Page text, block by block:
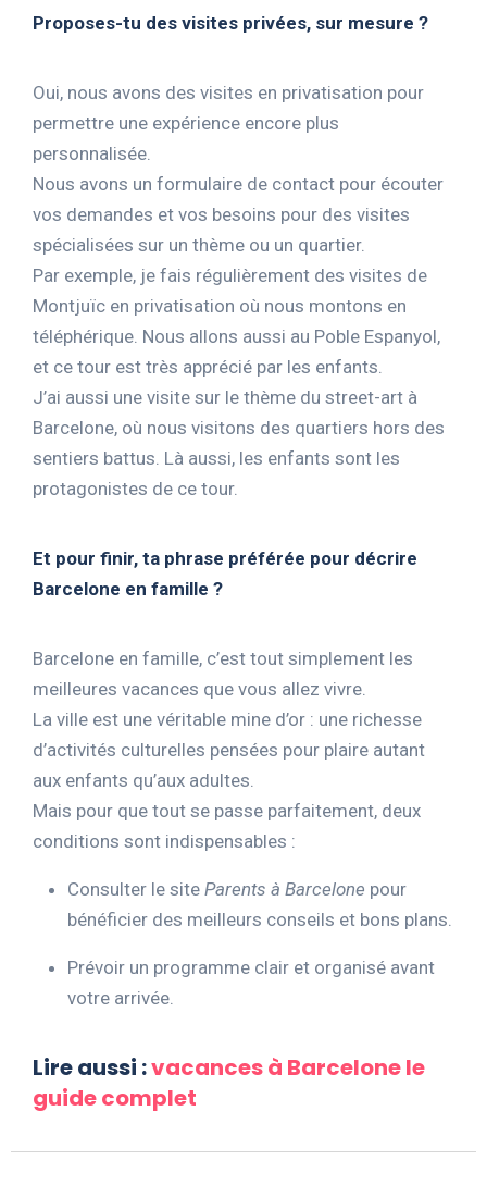
Proposes-tu des visites privées, sur mesure ?
Oui, nous avons des visites en privatisation pour
permettre une expérience encore plus
personnalisée.
Nous avons un formulaire de contact pour écouter
vos demandes et vos besoins pour des visites
spécialisées sur un thème ou un quartier.
Par exemple, je fais régulièrement des visites de
Montjuïc en privatisation où nous montons en
téléphérique. Nous allons aussi au Poble Espanyol,
et ce tour est très apprécié par les enfants.
J’ai aussi une visite sur le thème du street-art à
Barcelone, où nous visitons des quartiers hors des
sentiers battus. Là aussi, les enfants sont les
protagonistes de ce tour.
Et pour finir, ta phrase préférée pour décrire
Barcelone en famille ?
Barcelone en famille, c’est tout simplement les
meilleures vacances que vous allez vivre.
La ville est une véritable mine d’or : une richesse
d’activités culturelles pensées pour plaire autant
aux enfants qu’aux adultes.
Mais pour que tout se passe parfaitement, deux
conditions sont indispensables :
Consulter le site Parents à Barcelone pour
bénéficier des meilleurs conseils et bons plans.
Prévoir un programme clair et organisé avant
votre arrivée.
Lire aussi :vacances à Barcelone le
guide complet